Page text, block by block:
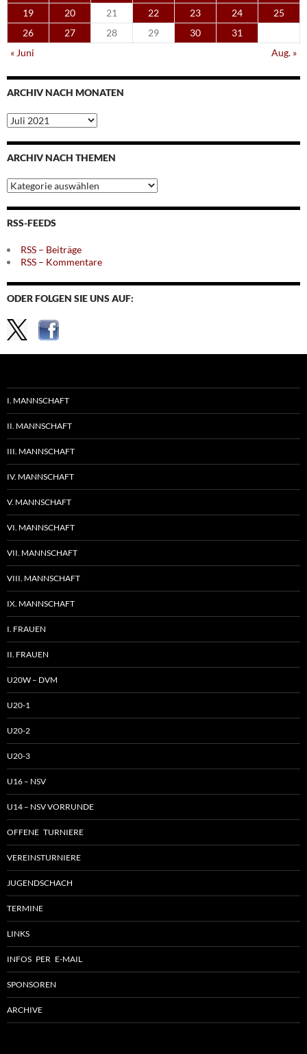
19
20 21 22 23 24
25
26
27 28 29 30
31
« Juni
Aug. »
ARCHIV NACH MONATEN
Archiv
nach
Monaten
ARCHIV NACH THEMEN
Archiv
nach
Themen
RSS-FEEDS
RSS – Beiträge
RSS – Kommentare
ODER FOLGEN SIE UNS AUF:
I. MANNSCHAFT
II. MANNSCHAFT
III. MANNSCHAFT
IV. MANNSCHAFT
V. MANNSCHAFT
VI. MANNSCHAFT
VII. MANNSCHAFT
VIII. MANNSCHAFT
IX. MANNSCHAFT
I. FRAUEN
II. FRAUEN
U20W – DVM
U20-1
U20-2
U20-3
U16 – NSV
U14 – NSV VORRUNDE
OFFENE TURNIERE
VEREINSTURNIERE
JUGENDSCHACH
TERMINE
LINKS
INFOS PER E-MAIL
SPONSOREN
ARCHIVE